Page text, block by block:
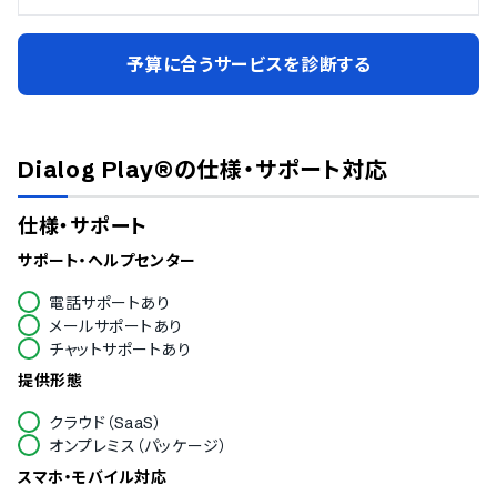
予算に合うサービスを診断する
Dialog Play®の仕様・サポート対応
仕様・サポート
サポート・ヘルプセンター
電話サポートあり
メールサポートあり
チャットサポートあり
提供形態
クラウド（SaaS）
オンプレミス（パッケージ）
スマホ・モバイル対応